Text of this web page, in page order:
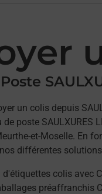
un colis depuis
poste SAULXURES
et-Moselle. En
différentes
d'étiquettes colis avec
préaffranchis